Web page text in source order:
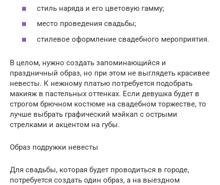
стиль наряда и его цветовую гамму;
место проведения свадьбы;
стилевое оформление свадебного мероприятия.
В целом, нужно создать запоминающийся и
праздничный образ, но при этом не выглядеть красивее
невесты. К нежному платью потребуется подобрать
макияж в пастельных оттенках. Если девушка будет в
строгом брючном костюме на свадебном торжестве, то
лучше выбрать графический мэйкап с острыми
стрелками и акцентом на губы.
Образ подружки невесты
Для свадьбы, которая будет проводиться в городе,
потребуется создать один образ, а на выездном